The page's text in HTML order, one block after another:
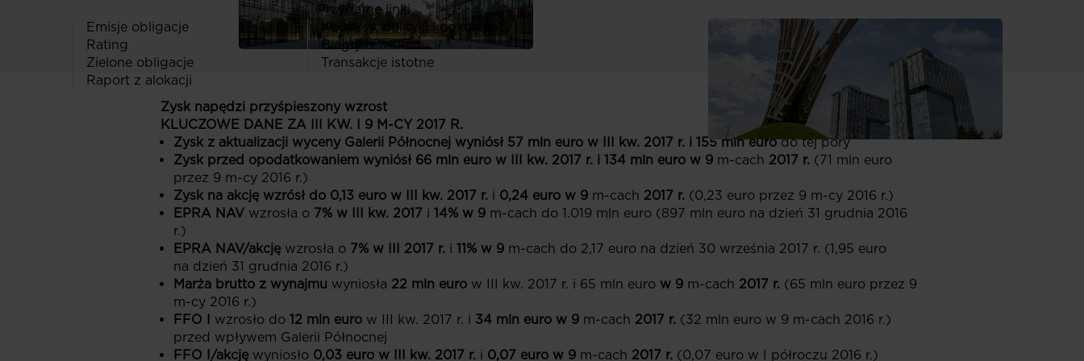
Przydatne linki
Emisje obligacje
Rating
Zielone obligacje
Raport z alokacji
Kodeksy, polityki i dokumenty
Biegły rewident
Transakcje istotne
Zysk napędzi przyśpieszony wzrost
KLUCZOWE DANE ZA III KW. I 9 M-CY 2017 R.
Zysk z aktualizacji wyceny Galerii Północnej wyniósł 57 mln euro w III kw. 2017 r. i 155 mln euro do tej pory
Zysk przed opodatkowaniem wyniósł 66 mln euro w III kw. 2017 r. i 134 mln euro w 9 m-cach 2017 r. (71 mln euro
przez 9 m-cy 2016 r.)
Zysk na akcję wzrósł do 0,13 euro w III kw. 2017 r. i 0,24 euro w 9 m-cach 2017 r. (0,23 euro przez 9 m-cy 2016 r.)
EPRA NAV wzrosła o 7% w III kw. 2017 i 14% w 9 m-cach do 1.019 mln euro (897 mln euro na dzień 31 grudnia 2016
r.)
EPRA NAV/akcję wzrosła o 7% w III 2017 r. i 11% w 9 m-cach do 2,17 euro na dzień 30 września 2017 r. (1,95 euro
na dzień 31 grudnia 2016 r.)
Marża brutto z wynajmu wyniosła 22 mln euro w III kw. 2017 r. i 65 mln euro w 9 m-cach 2017 r. (65 mln euro przez 9
m-cy 2016 r.)
FFO I
wzrosło do 12 mln euro w III kw. 2017 r. i 34 mln euro w 9 m-cach 2017 r. (32 mln euro w 9 m-cach 2016 r.)
przed wpływem Galerii Północnej
FFO I/akcję wyniosło 0,03 euro w III kw. 2017 r. i 0,07 euro w 9 m-cach 2017 r. (0,07 euro w I półroczu 2016 r.)